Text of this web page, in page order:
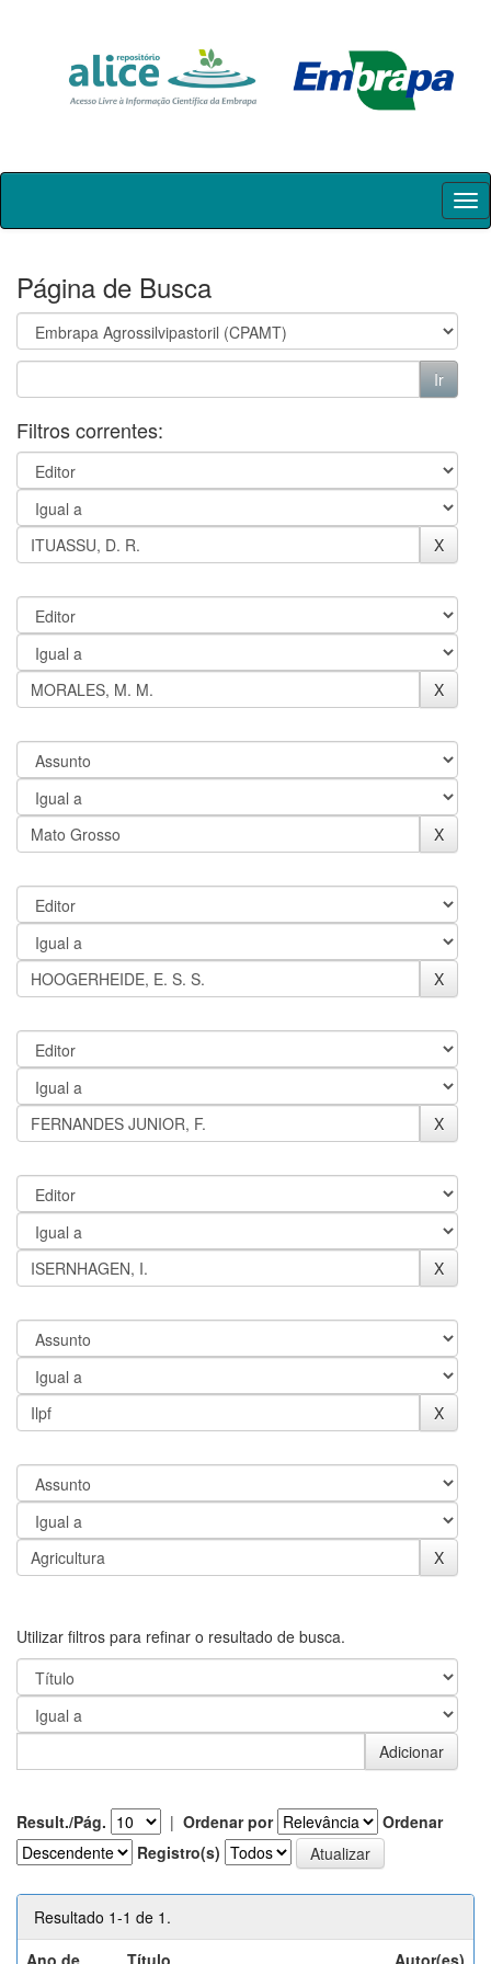
Skip
Página de Busca
Filtros correntes:
Utilizar filtros para refinar o resultado de busca.
Result./Pág. | Ordenar por
Ordenar
Registro(s)
Resultado 1-1 de 1.
Ano de
Título Autor(es)